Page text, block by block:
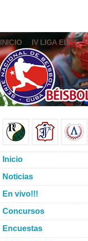
INICIO IV LIGA ELITE
Inicio
Noticias
En vivo!!!
Concursos
Encuestas